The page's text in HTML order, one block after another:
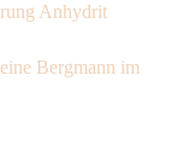
Anhydrit
Bergmann im